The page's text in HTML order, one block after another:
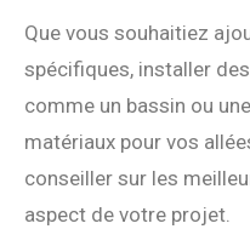
Que vous souhaitiez
spécifiques, installer
comme un bassin ou
matériaux pour vos
conseiller sur les
aspect de votre projet.